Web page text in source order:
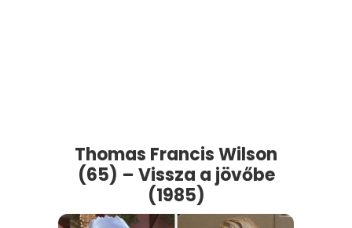
Thomas Francis Wilson
(65) – Vissza a jövőbe
(1985)